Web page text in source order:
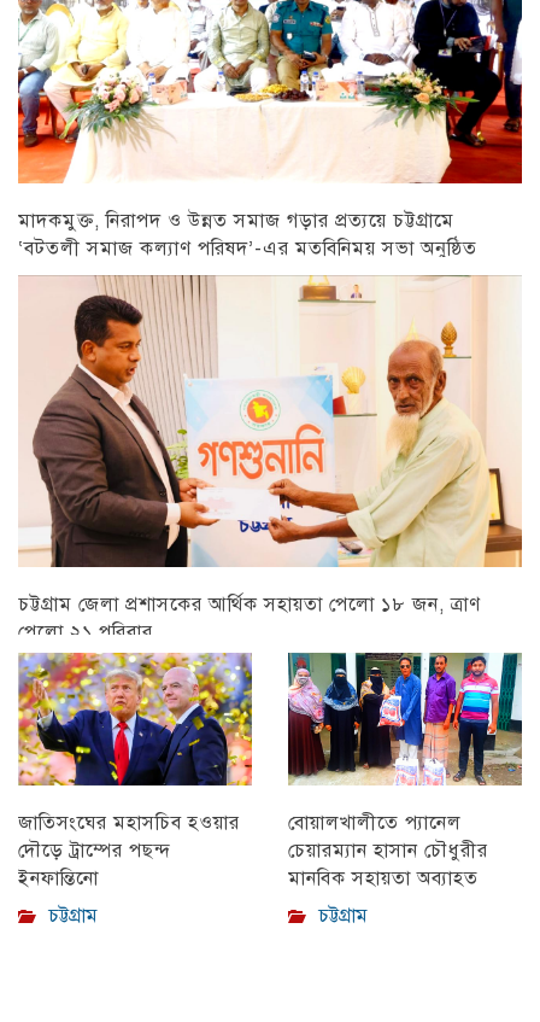
মাদকমুক্ত, নিরাপদ ও উন্নত সমাজ গড়ার প্রত্যয়ে চট্টগ্রামে
‘বটতলী সমাজ কল্যাণ পরিষদ’-এর মতবিনিময় সভা অনুষ্ঠিত
চট্টগ্রাম
চট্টগ্রাম জেলা প্রশাসকের আর্থিক সহায়তা পেলো ১৮ জন, ত্রাণ
পেলো ২১ পরিবার
চট্টগ্রাম
জাতিসংঘের মহাসচিব হওয়ার
দৌড়ে ট্রাম্পের পছন্দ
ইনফান্তিনো
চট্টগ্রাম
বোয়ালখালীতে প্যানেল
চেয়ারম্যান হাসান চৌধুরীর
মানবিক সহায়তা অব্যাহত
চট্টগ্রাম